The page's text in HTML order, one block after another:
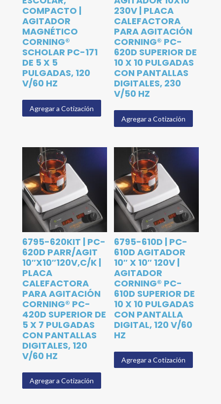
COMPACTO |
AGITADOR
MAGNÉTICO
CORNING®
SCHOLAR PC-171
DE 5 X 5
PULGADAS, 120
V/60 HZ
Agregar a Cotización
230V | PLACA
CALEFACTORA
PARA AGITACIÓN
CORNING® PC-
620D SUPERIOR DE
10 X 10 PULGADAS
CON PANTALLAS
DIGITALES, 230
V/50 HZ
Agregar a Cotización
6795-620KIT | PC-
620D PARR/AGIT
10″X10″120V,C/K |
PLACA
CALEFACTORA
PARA AGITACIÓN
CORNING® PC-
420D SUPERIOR DE
5 X 7 PULGADAS
CON PANTALLAS
DIGITALES, 120
V/60 HZ
Agregar a Cotización
6795-610D | PC-
610D AGITADOR
10″ X 10″ 120V |
AGITADOR
CORNING® PC-
610D SUPERIOR DE
10 X 10 PULGADAS
CON PANTALLA
DIGITAL, 120 V/60
HZ
Agregar a Cotización